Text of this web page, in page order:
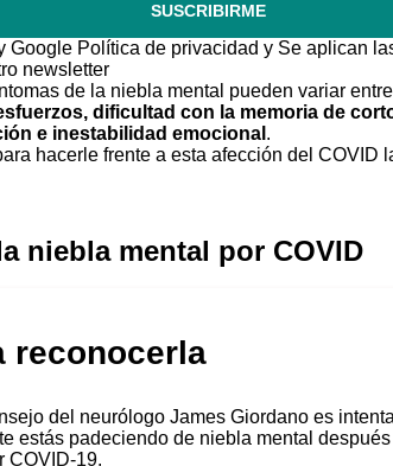
SUSCRIBIRME
Google Política de privacidad y Se aplican
newsletter
de la niebla mental pueden variar
dificultad con la memoria de
e inestabilidad emocional .
hacerle frente a esta afección del COVID
niebla mental por COVID
reconocerla
estás padeciendo de niebla mental
COVID-19.